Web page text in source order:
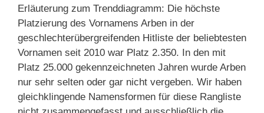
Erläuterung zum Trenddiagramm: Die höchste
Platzierung des Vornamens Arben in der
geschlechterübergreifenden Hitliste der beliebtesten
Vornamen seit 2010 war Platz 2.350. In den mit
Platz 25.000 gekennzeichneten Jahren wurde Arben
nur sehr selten oder gar nicht vergeben. Wir haben
gleichklingende Namensformen für diese Rangliste